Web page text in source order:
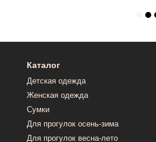
Каталог
Детская одежда
Женская одежда
Сумки
Для прогулок осень-зима
Для прогулок весна-лето